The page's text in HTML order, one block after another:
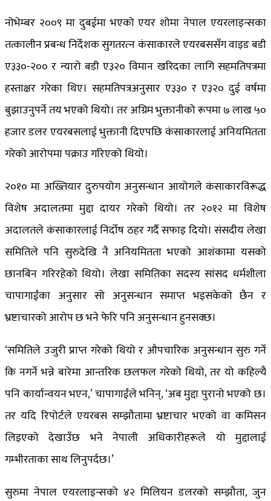
नोभेम्बर २००९ मा दुबईमा भएको एयर शोमा नेपाल एयरलाइन्सका
तत्कालीन प्रबन्ध निर्देशक सुगतरत्‍न कंसाकारले एयरबससँग वाइड बडी
ए३३०-२०० र न्यारो बडी ए३२० विमान खरिदका लागि सहमतिपत्रमा
हस्ताक्षर गरेका थिए। सहमतिपत्रअनुसार ए३३० र ए३२० दुई वर्षमा
बुझाउनुपर्ने तय भएको थियो। तर अग्रिम भुक्तानीको रूपमा ७ लाख ५०
हजार डलर एयरबसलाई भुक्तानी दिएपछि कंसाकारलाई अनियमितता
गरेको आरोपमा पक्राउ गरिएको थियो।
२०१० मा अख्तियार दुरुपयोग अनुसन्धान आयोगले कंसाकारविरूद्ध
विशेष अदालतमा मुद्दा दायर गरेको थियो। तर २०१२ मा विशेष
अदालतले कंसाकारलाई निर्दोष ठहर गर्दै सफाइ दियो। संसदीय लेखा
समितिले पनि सुरुदेखि नै अनियमितता भएको आशंकामा यसको
छानबिन गरिरहेको थियो। लेखा समितिका सदस्य सांसद धर्मशीला
चापागाईंका अनुसार सो अनुसन्धान समाप्त भइसकेको छैन र
भ्रष्टाचारको आरोप छ भने फेरि पनि अनुसन्धान हुनसक्छ।
‘समितिले उजुरी प्राप्त गरेको थियो र औपचारिक अनुसन्धान सुरु गर्ने
कि नगर्ने भन्ने बारेमा आन्तरिक छलफल गरेको थियो, तर यो कहिल्यै
पनि कार्यान्वयन भएन,’ चापागाईंले भनिन्, ‘अब मुद्दा पुरानो भएको छ।
तर यदि रिपोर्टले एयरबस सम्झौतामा भ्रष्टाचार भएको वा कमिसन
लिइएको देखाउँछ भने नेपाली अधिकारीहरूले यो मुद्दालाई
गम्भीरताका साथ लिनुपर्दछ।’
सुरुमा नेपाल एयरलाइन्सको ४२ मिलियन डलरको सम्झौता, जुन